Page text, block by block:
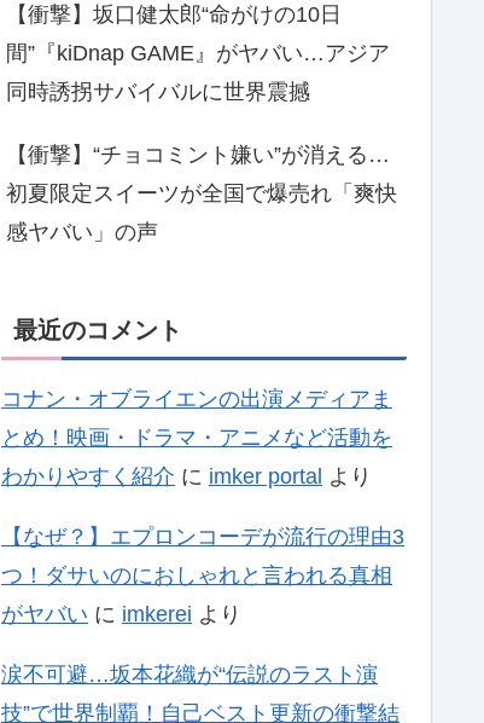
【衝撃】坂口健太郎“命がけの10日
間”『kiDnap GAME』がヤバい…アジア
同時誘拐サバイバルに世界震撼
【衝撃】“チョコミント嫌い”が消える…
初夏限定スイーツが全国で爆売れ「爽快
感ヤバい」の声
最近のコメント
コナン・オブライエンの出演メディアま
とめ！映画・ドラマ・アニメなど活動を
わかりやすく紹介 に imker portal より
【なぜ？】エプロンコーデが流行の理由3
つ！ダサいのにおしゃれと言われる真相
がヤバい に imkerei より
涙不可避…坂本花織が“伝説のラスト演
技”で世界制覇！自己ベスト更新の衝撃結